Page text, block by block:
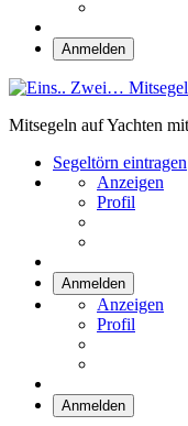
Anmelden
Mitsegeln auf Yachten
Segeltörn eintragen
Anzeigen
Profil
Anmelden
Anzeigen
Profil
Anmelden